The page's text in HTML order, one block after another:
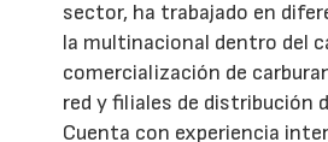
sector, ha trabajado en
la multinacional dentro del
comercialización de
red y filiales de distribución
Cuenta con experiencia